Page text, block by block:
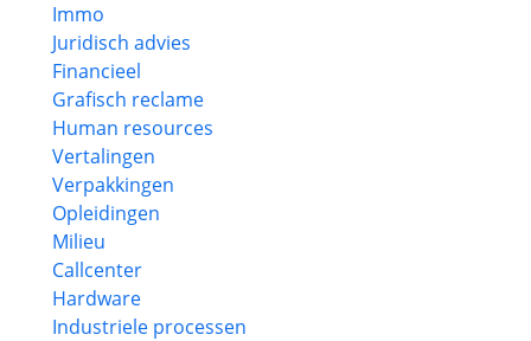
Immo
Juridisch advies
Financieel
Grafisch reclame
Human resources
Vertalingen
Verpakkingen
Opleidingen
Milieu
Callcenter
Hardware
Industriele processen